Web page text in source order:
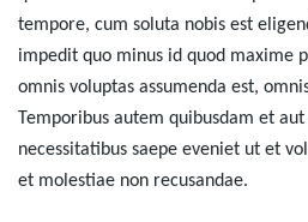
tempore, cum soluta nobis est
impedit quo minus id quod maxime
omnis voluptas assumenda est,
Temporibus autem quibusdam et
necessitatibus saepe eveniet ut et
et molestiae non recusandae.